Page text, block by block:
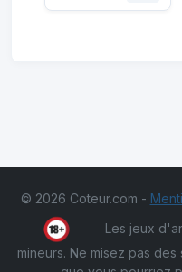
© 2026 Coteur.com -
Les jeux
mineurs. Ne misez pas